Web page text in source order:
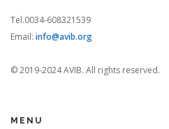
Tel.0034-608321539
Email: info@avib.org
© 2019-2024 AVIB. All rights reserved.
MENU